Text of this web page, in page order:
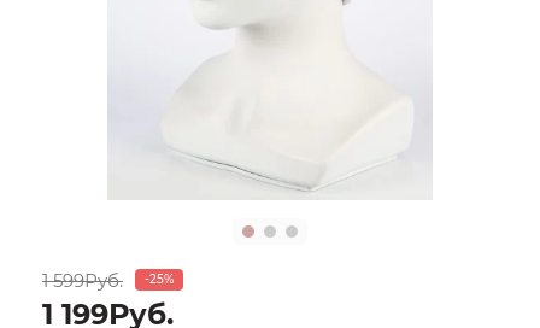
1 599Руб. -25%
1 199Руб.